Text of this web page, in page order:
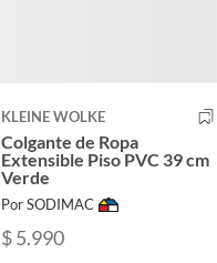
KLEINE WOLKE
Colgante de Ropa
Extensible Piso PVC 39 cm
Verde
Por SODIMAC
$ 5.990